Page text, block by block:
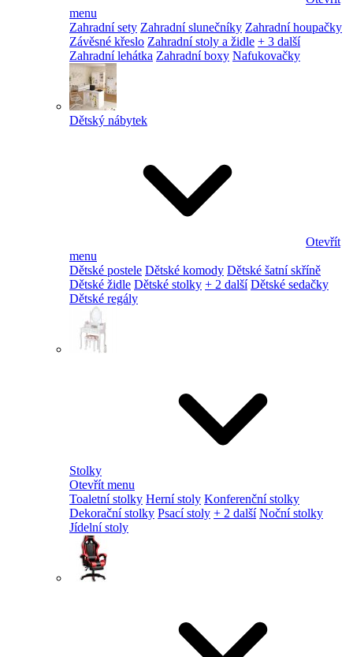
menu
Zahradní sety Zahradní slunečníky Zahradní houpačky
Závěsné křeslo Zahradní stoly a židle + 3 další
Zahradní lehátka Zahradní boxy Nafukovačky
Dětský nábytek
Otevřít
menu
Dětské postele Dětské komody Dětské šatní skříně
Dětské židle Dětské stolky + 2 další Dětské sedačky
Dětské regály
Stolky
Otevřít menu
Toaletní stolky Herní stoly Konferenční stolky
Dekorační stolky Psací stoly + 2 další Noční stolky
Jídelní stoly